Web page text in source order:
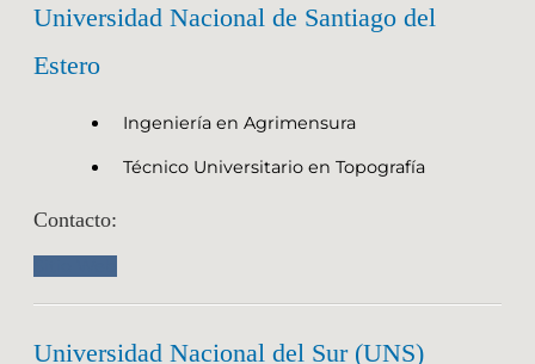
Universidad Nacional de Santiago del
Estero
Ingeniería en Agrimensura
Técnico Universitario en Topografía
Contacto:
Universidad Nacional del Sur (UNS)